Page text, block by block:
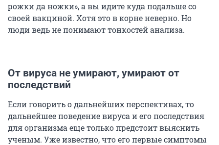
рожки да ножки», а вы идите куда подальше со
своей вакциной. Хотя это в корне неверно. Но
люди ведь не понимают тонкостей анализа.
От вируса не умирают, умирают от
последствий
Если говорить о дальнейших перспективах, то
дальнейшее поведение вируса и его последствия
для организма еще только предстоит выяснить
ученым. Уже известно, что его первые симптомы